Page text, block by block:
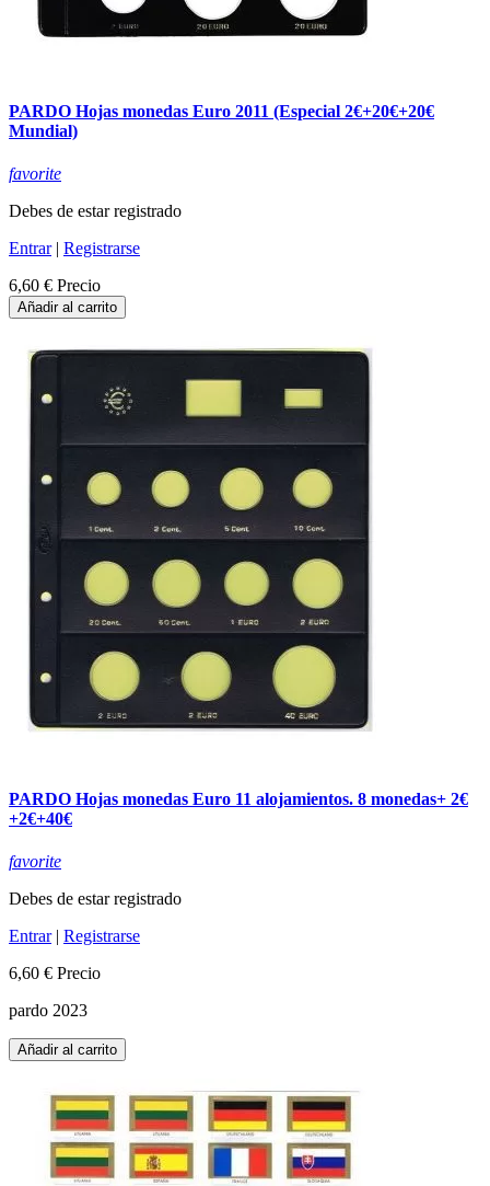
PARDO Hojas monedas Euro 2011 (Especial 2€+20€+20€
Mundial)
favorite
Debes de estar registrado
Entrar| Registrarse
6,60 € Precio
Añadir al carrito
PARDO Hojas monedas Euro 11 alojamientos. 8 monedas+ 2€
+2€+40€
favorite
Debes de estar registrado
Entrar| Registrarse
6,60 € Precio
pardo 2023
Añadir al carrito